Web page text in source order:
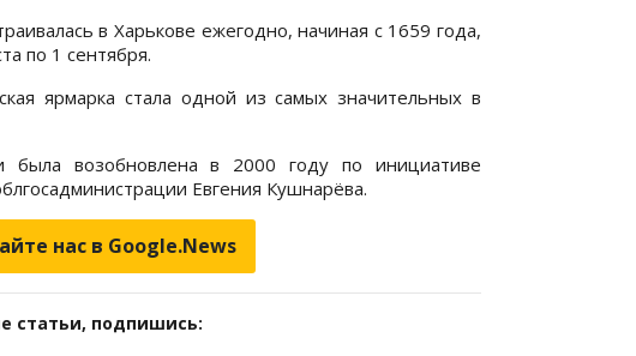
в Харькове ежегодно, начиная с 1659 года,
по 1 сентября.
ярмарка стала одной из самых значительных в
была возобновлена в 2000 году по инициативе
Евгения Кушнарёва.
нас в Google.News
статьи, подпишись: